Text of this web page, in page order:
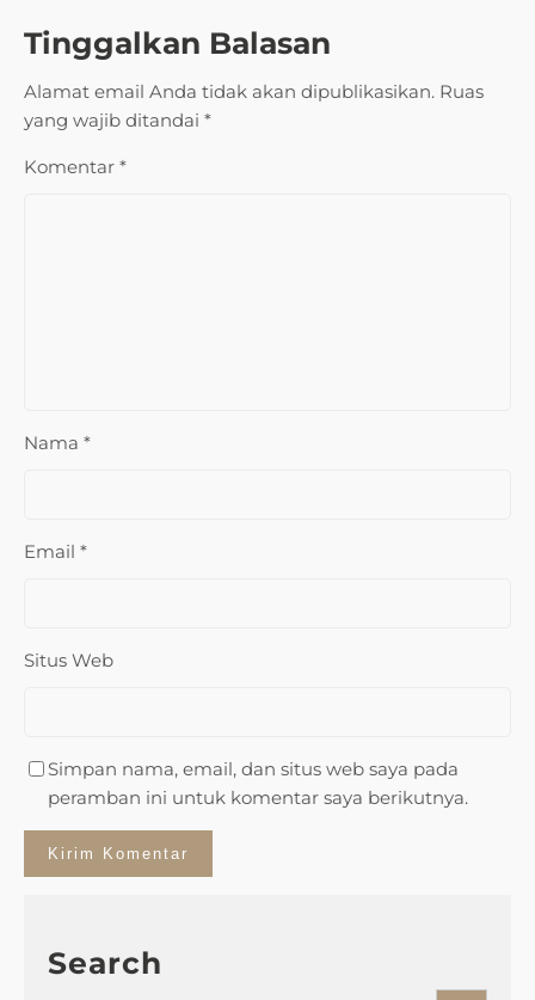
Tinggalkan Balasan
Alamat email Anda tidak akan dipublikasikan. Ruas
yang wajib ditandai *
Komentar *
Nama *
Email *
Situs Web
Simpan nama, email, dan situs web saya pada
peramban ini untuk komentar saya berikutnya.
Search